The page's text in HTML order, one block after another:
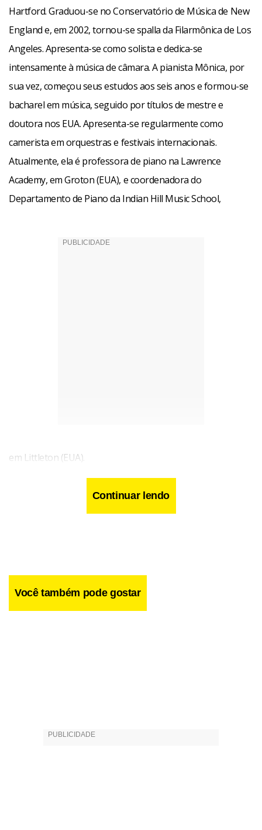
Hartford. Graduou-se no Conservatório de Música de New
England e, em 2002, tornou-se spalla da Filarmônica de Los
Angeles. Apresenta-se como solista e dedica-se
intensamente à música de câmara. A pianista Mônica, por
sua vez, começou seus estudos aos seis anos e formou-se
bacharel em música, seguido por títulos de mestre e
doutora nos EUA. Apresenta-se regularmente como
camerista em orquestras e festivais internacionais.
Atualmente, ela é professora de piano na Lawrence
Academy, em Groton (EUA), e coordenadora do
Departamento de Piano da Indian Hill Music School,
em Littleton (EUA).
Continuar lendo
Você também pode gostar